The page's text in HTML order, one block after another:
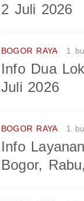
2 Juli 2026
BOGOR RAYA 1
Info Dua
Juli 2026
BOGOR RAYA 1
Info
Bogor,